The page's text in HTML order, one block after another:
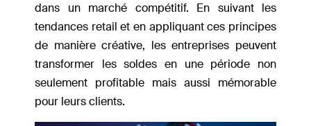
dans un marché compétitif. En suivant les
tendances retail et en appliquant ces principes
de manière créative, les entreprises peuvent
transformer les soldes en une période non
seulement profitable mais aussi mémorable
pour leurs clients.